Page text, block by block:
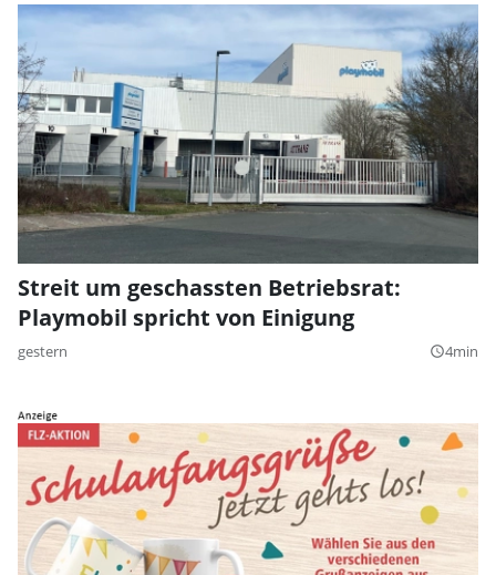
Streit um geschassten Betriebsrat:
Playmobil spricht von Einigung
gestern query_builder4min